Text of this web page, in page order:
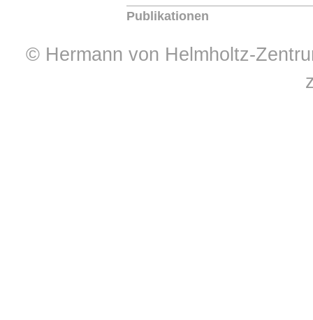
Publikationen
© Hermann von Helmholtz-